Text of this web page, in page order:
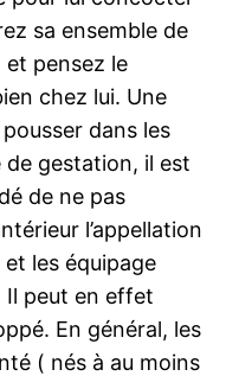
sa ensemble de
pensez le
chez lui. Une
dans les
de gestation, il est
de ne pas
l’appellation
les équipage
peut en effet
En général, les
( nés à au moins